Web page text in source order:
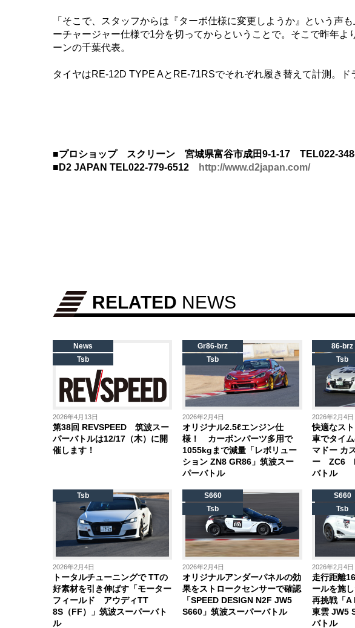
「そこで、スタッフからは『ターボ仕様に変更しようか』という声
ーチャージャー仕様で1分を切ってからということで。そこで昨年よ
ーンの千葉代表。
タイヤはRE-12D TYPE AとRE-71RSでそれぞれ履き替えて計測。ド
■プロショップ スクリーン 宮城県富谷市成田9-1-17 TEL022-
■D2 JAPAN TEL022-779-6512
http://www.d2japan.com/
RELATED NEWS
2026年4月13日
第38回 REVSPEED 筑波スー
パーバトルは12/17（木）に開
催します！
News
Tsb
2026年2月4日
オリジナル2.5ℓエンジン仕
様！ カーボンパーツ多用で
1055kgまで減量「レボリュー
ション ZN8 GR86」筑波スー
パーバトル
Gr86-brz
Tsb
2026年2月4日
快適なス
車でタイ
マドー カ
ー ZC6
バトル
86-brz
Tsb
2026年2月4日
トータルチューニングで TTの
好素材を引き伸ばす「モーター
フィールド アウディTT
8S（FF）」筑波スーパーバト
ル
Tsb
2026年2月4日
オリジナルアンダーパネルの効
果をストロークセンサーで確認
「SPEED DESIGN N2F JW5
S660」筑波スーパーバトル
S660
Tsb
2026年2月4日
走行距離
ールを施
再挑戦「A
東雲 JW5
バトル
S660
Tsb